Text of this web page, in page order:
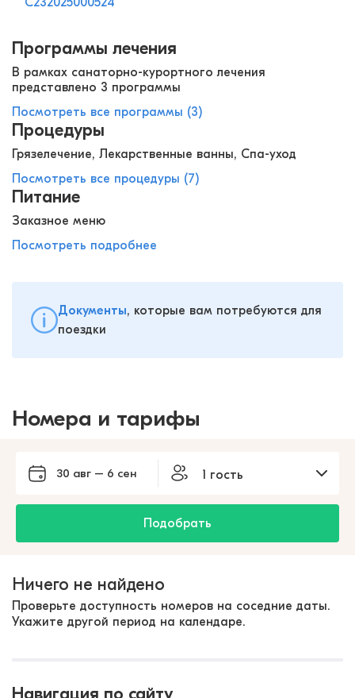
Программы лечения
В рамках санаторно-курортного лечения
представлено 3 программы
Посмотреть все программы (3)
Процедуры
Грязелечение, Лекарственные ванны, Спа-уход
Посмотреть все процедуры (7)
Питание
Заказное меню
Посмотреть подробнее
Документы, которые вам потребуются для
поездки
Номера и тарифы
30 авг – 6 сен 1 гость
Подобрать
Ничего не найдено
Проверьте доступность номеров на соседние даты.
Укажите другой период на календаре.